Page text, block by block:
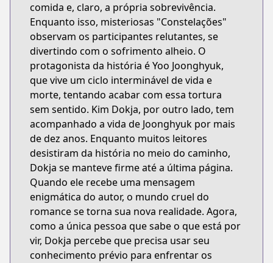
comida e, claro, a própria sobrevivência.
Enquanto isso, misteriosas "Constelações"
observam os participantes relutantes, se
divertindo com o sofrimento alheio. O
protagonista da história é Yoo Joonghyuk,
que vive um ciclo interminável de vida e
morte, tentando acabar com essa tortura
sem sentido. Kim Dokja, por outro lado, tem
acompanhado a vida de Joonghyuk por mais
de dez anos. Enquanto muitos leitores
desistiram da história no meio do caminho,
Dokja se manteve firme até a última página.
Quando ele recebe uma mensagem
enigmática do autor, o mundo cruel do
romance se torna sua nova realidade. Agora,
como a única pessoa que sabe o que está por
vir, Dokja percebe que precisa usar seu
conhecimento prévio para enfrentar os